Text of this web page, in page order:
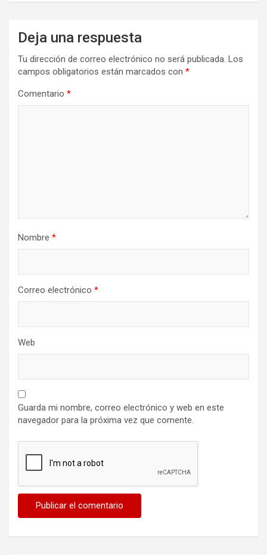
Deja una respuesta
Tu dirección de correo electrónico no será publicada. Los
campos obligatorios están marcados con *
Comentario *
Nombre *
Correo electrónico *
Web
Guarda mi nombre, correo electrónico y web en este
navegador para la próxima vez que comente.